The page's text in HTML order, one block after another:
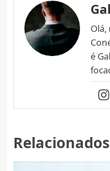
Olá,
é
Relacionados